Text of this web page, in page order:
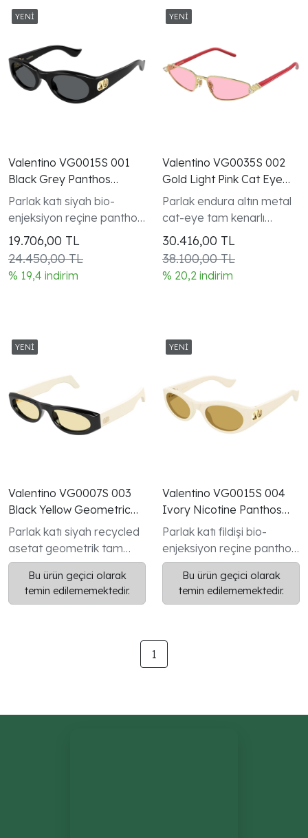
Valentino VG0015S 001
Black Grey Panthos
VLogo Gunes Gozlugu
Parlak katı siyah bio-
enjeksiyon reçine panthos
tam kenarlı çerçeve V
Logo koleksiyonu kadın
modeli
19.706,00 TL
24.450,00 TL
% 19,4 indirim
Valentino VG0035S 002
Gold Light Pink Cat Eye
VLogo Gunes Gozlugu
Parlak endura altın metal
cat-eye tam kenarlı
çerçeve VLogo Signature
şakak detayı kadın modeli
30.416,00 TL
38.100,00 TL
% 20,2 indirim
Valentino VG0007S 003
Black Yellow Geometric
VLogo Gunes Gozlugu
Parlak katı siyah recycled
asetat geometrik tam
kenarlı çerçeve V Logo
koleksiyonu kadın modeli
Bu ürün geçici olarak
temin edilememektedir.
Valentino VG0015S 004
Ivory Nicotine Panthos
VLogo Gunes Gozlugu
Parlak katı fildişi bio-
enjeksiyon reçine panthos
tam kenarlı çerçeve V
Logo koleksiyonu kadın
modeli
Bu ürün geçici olarak
temin edilememektedir.
1